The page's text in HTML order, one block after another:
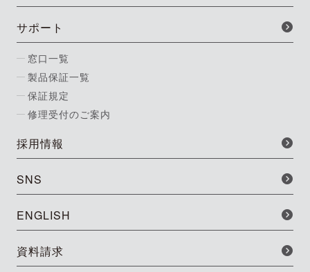
サポート
窓口一覧
製品保証一覧
保証規定
修理受付のご案内
採用情報
SNS
ENGLISH
資料請求